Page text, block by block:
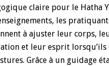
claire pour le Hatha
les
à ajuster leur corps,
et leur esprit lorsqu’ils
Grâce à un guidage